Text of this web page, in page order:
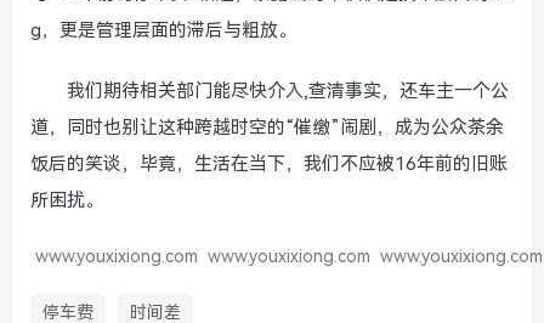
g，更是管理层面的滞后与粗放。
我们期待相关部门能尽快介入,查清事实，还车主一个公
道，同时也别让这种跨越时空的“催缴”闹剧，成为公众茶余
饭后的笑谈，毕竟，生活在当下，我们不应被16年前的旧账
所困扰。
www.youxixiong.com www.youxixiong.com www.youxixiong.com
停车费 时间差